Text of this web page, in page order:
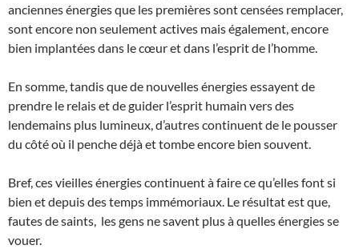
anciennes énergies que les premières sont censées remplacer,
sont encore non seulement actives mais également, encore
bien implantées dans le cœur et dans l’esprit de l’homme.
En somme, tandis que de nouvelles énergies essayent de
prendre le relais et de guider l’esprit humain vers des
lendemains plus lumineux, d’autres continuent de le pousser
du côté où il penche déjà et tombe encore bien souvent.
Bref, ces vieilles énergies continuent à faire ce qu’elles font si
bien et depuis des temps immémoriaux. Le résultat est que,
fautes de saints, les gens ne savent plus à quelles énergies se
vouer.